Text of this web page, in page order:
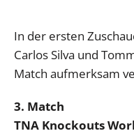
In der ersten
Carlos Silva und
Match aufmerksam
3. Match
TNA Knockouts